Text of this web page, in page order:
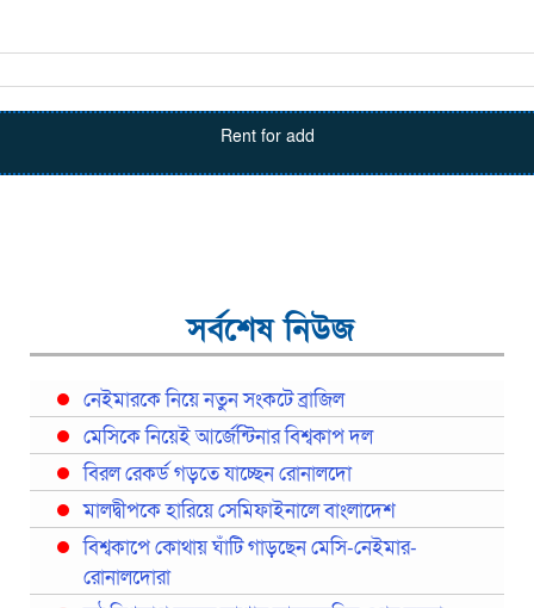
Rent for add
সর্বশেষ নিউজ
নেইমারকে নিয়ে নতুন সংকটে ব্রাজিল
মেসিকে নিয়েই আর্জেন্টিনার বিশ্বকাপ দল
বিরল রেকর্ড গড়তে যাচ্ছেন রোনালদো
মালদ্বীপকে হারিয়ে সেমিফাইনালে বাংলাদেশ
বিশ্বকাপে কোথায় ঘাঁটি গাড়ছেন মেসি-নেইমার-
রোনালদোরা